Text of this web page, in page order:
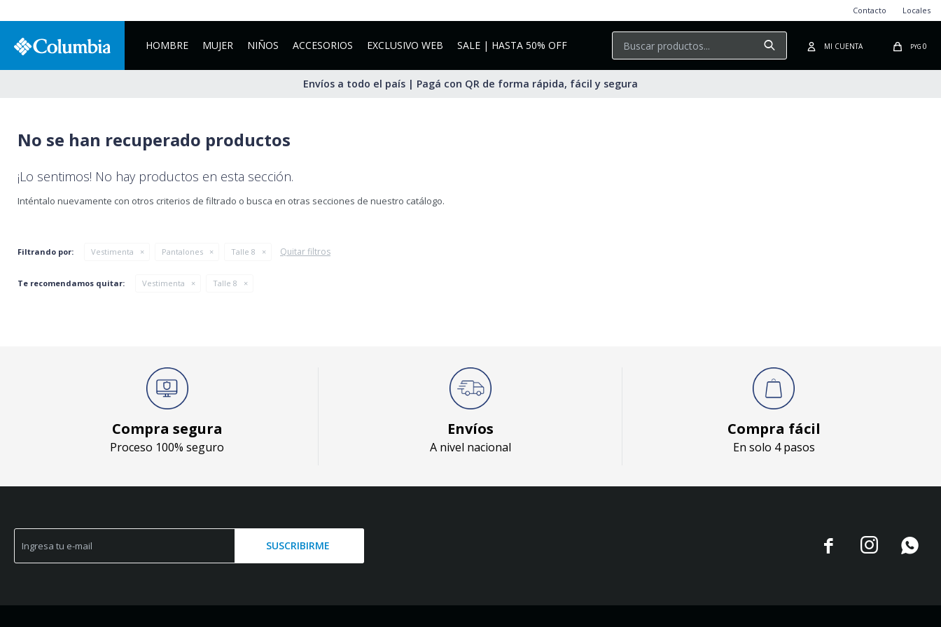
HOMBRE MUJER NIÑOS ACCESORIOS EXCLUSIVO WEB SALE | HASTA 50% OFF PYG 0
Contacto Locales
Envíos a todo el país | Pagá con QR de forma rápida, fácil y segura
No se han recuperado productos
¡Lo sentimos! No hay productos en esta sección.
Inténtalo nuevamente con otros criterios de filtrado o busca en otras secciones de nuestro catálogo.
Filtrando por: Vestimenta Pantalones Talle 8 Quitar filtros
Te recomendamos quitar: Vestimenta Talle 8
Compra segura
Proceso 100% seguro
Envíos
A nivel nacional
Compra fácil
En solo 4 pasos
SUSCRIBIRME   